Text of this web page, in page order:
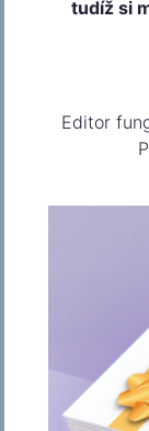
Vytvoř
tudíž si
Editor